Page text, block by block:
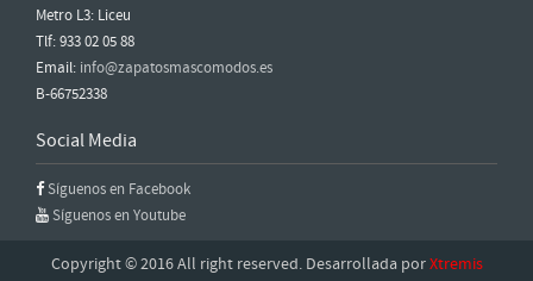
Metro L3: Liceu
Tlf: 933 02 05 88
Email: info@zapatosmascomodos.es
B-66752338
Social Media
Síguenos en Facebook
Síguenos en Youtube
Copyright © 2016 All right reserved. Desarrollada porXtremis